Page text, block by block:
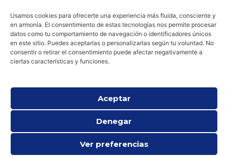
Usamos cookies para ofrecerte una experiencia más fluida, consciente y
en armonía. El consentimiento de estas tecnologías nos permite procesar
datos como tu comportamiento de navegación o identificadores únicos
en este sitio. Puedes aceptarlas o personalizarlas según tu voluntad. No
consentir o retirar el consentimiento puede afectar negativamente a
ciertas características y funciones.
Aceptar
Denegar
Ver preferencias
Aviso legal
Política de cookies (UE)
Política de privacidad
Todos los derechos © 2026 Psicología Espiritual y Existencial